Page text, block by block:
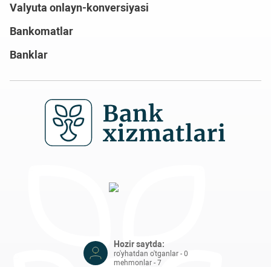
Valyuta onlayn-konversiyasi
Bankomatlar
Banklar
Hozir saytda:
ro'yhatdan o'tganlar - 0
mehmonlar - 7